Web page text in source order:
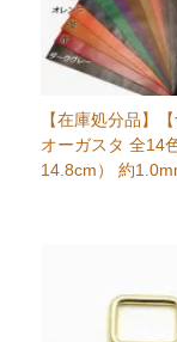
【在庫処分品】【
オーガスタ 全14
14.8cm） 約